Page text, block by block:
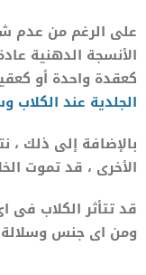
على الرغم من عدم
الأنسجة الدهنية
كعقدة واحدة أو
الجلدية عند الكلاب
بالإضافة إلى ذلك ،
الأخرى ، قد تموت
قد تتأثر الكلاب فى
ومن اى جنس